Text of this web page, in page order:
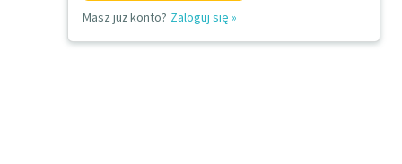
Masz już konto? Zaloguj się »